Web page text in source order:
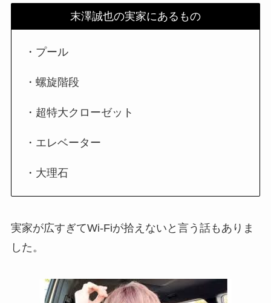
末澤誠也の実家にあるもの
・プール
・螺旋階段
・超特大クローゼット
・エレベーター
・大理石
実家が広すぎてWi-Fiが拾えないと言う話もありま
した。